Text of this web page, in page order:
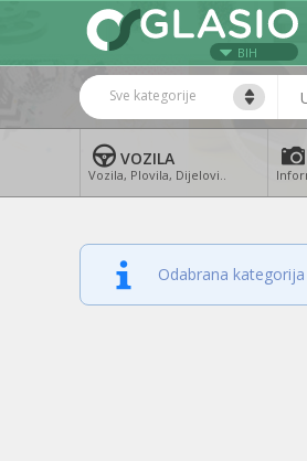
BIH
Sve kategorije
VOZILA
Vozila, Plovila, Dijelovi..
Odabrana